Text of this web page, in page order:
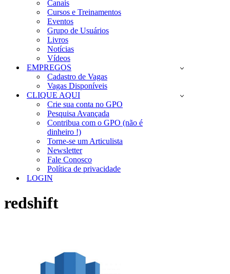
Canais
Cursos e Treinamentos
Eventos
Grupo de Usuários
Livros
Notícias
Vídeos
EMPREGOS
Cadastro de Vagas
Vagas Disponíveis
CLIQUE AQUI
Crie sua conta no GPO
Pesquisa Avançada
Contribua com o GPO (não é
dinheiro !)
Torne-se um Articulista
Newsletter
Fale Conosco
Política de privacidade
LOGIN
redshift